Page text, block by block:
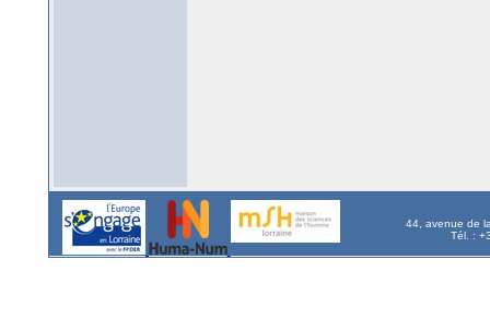
44, avenue de
Tél. :